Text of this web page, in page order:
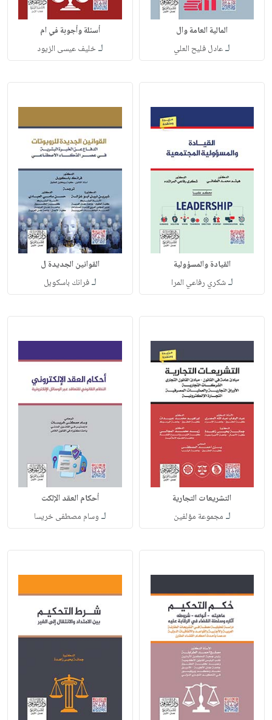
المالية العامة وال
لـعادل فليح العلي
أسئلة وأجوبة في ام
لـخليف عيسى الزيود
القيادة والمسؤولية
لـشكري رفاعي المرا
القوانين الجديدة ل
لـفرانك باسكويل
التشريعات التجارية
لـ مجموعة مؤلفين
أحكام العقد الإلكت
لـ وسام مصطفى خريسا